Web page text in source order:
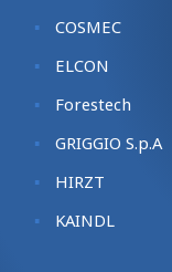
COSMEC
ELCON
Forestech
GRIGGIO S.p.A
HIRZT
KАINDL